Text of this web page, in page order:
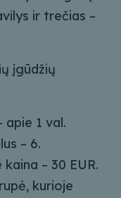
ir trečias –
įgūdžių
1 val.
– 6.
– 30 EUR.
kurioje